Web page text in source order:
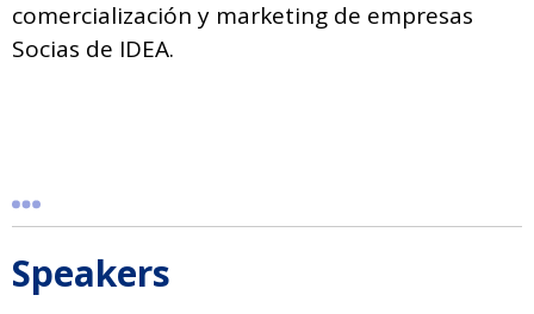
comercialización y marketing de empresas
Socias de IDEA.
Speakers